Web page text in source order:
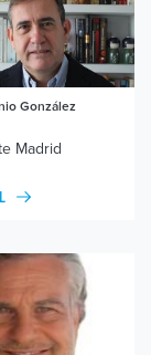
González
Madrid